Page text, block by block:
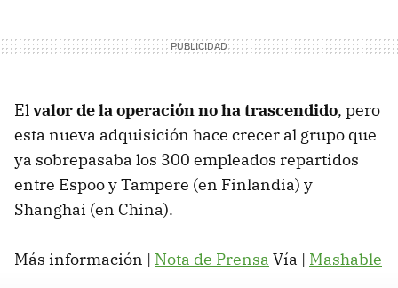
Elvalor de la operación no ha trascendido, pero
esta nueva adquisición hace crecer al grupo que
ya sobrepasaba los 300 empleados repartidos
entre Espoo y Tampere (en Finlandia) y
Shanghai (en China).
Más información | Nota de Prensa Vía | Mashable